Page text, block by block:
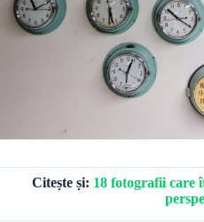
Citește și: 18 fotografii care